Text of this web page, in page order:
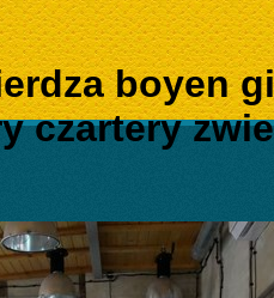
boyen
czartery